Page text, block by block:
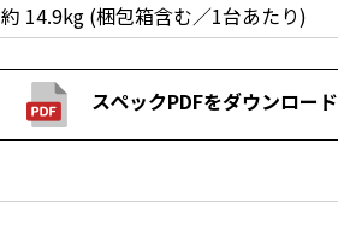
約 14.9kg (梱包箱含む／1台あたり)
スペックPDFをダウンロード